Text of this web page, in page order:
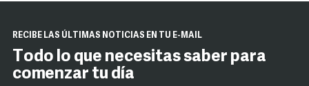
RECIBE LAS ÚLTIMAS NOTICIAS EN TU E-MAIL
Todo lo que necesitas saber para
comenzar tu día